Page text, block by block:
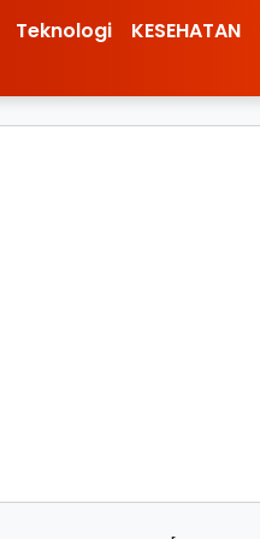
Teknologi KESEHATAN